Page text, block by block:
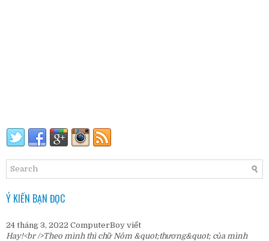
Ý KIẾN BẠN ĐỌC
24 tháng 3, 2022 ComputerBoy viết
Hay!<br />Theo mình thì chữ Nôm &quot;thương&quot; của mình